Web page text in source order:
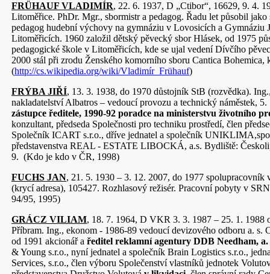
FRÜHAUF VLADIMÍR, 22. 6. 1937, D „Ctibor“, 16629, 9. 4.
Litoměřice. PhDr. Mgr., sbormistr a pedagog. Řadu let působil jako
pedagog hudební výchovy na gymnáziu v Lovosicích a Gymnáziu
Litoměřicích. 1960 založil dětský pěvecký sbor Hlásek, od 1975
pedagogické škole v Litoměřicích, kde se ujal vedení Dívčího
2000 stál při zrodu Ženského komorního sboru Cantica Bohemica,
(http://cs.wikipedia.org/wiki/Vladimír_Frühauf)
FRÝBA JIŘÍ, 13. 3. 1938, do 1970 důstojník StB (rozvědka).
nakladatelství Albatros – vedoucí provozu a technický náměstek, 5.
zástupce ředitele, 1990-92 poradce na ministerstvu životního
konzultant, předseda Společnosti pro techniku prostředí, člen
Společník ICART s.r.o., dříve jednatel a společník
představenstva REAL - ESTATE LIBOCKÁ, a.s. Bydliště:
9. (Kdo je kdo v ČR, 1998)
FUCHS JAN, 21. 5. 1930 – 3. 12. 2007, do 1977 spolupracovník
(krycí adresa), 105427. Rozhlasový režisér. Pracovní pobyty v
94/95, 1995)
GRÁCZ VILIAM, 18. 7. 1964, D VKR 3. 3. 1987 – 25. 1.
Příbram. Ing., ekonom - 1986-89 vedoucí devizového odboru a. s.
od 1991 akcionář a ředitel reklamní agentury DDB Needham, a.
& Young s.r.o., nyní jednatel a společník Brain Logistics s.r.o.,
Services, s.r.o., člen výboru Společenství vlastníků jednotek